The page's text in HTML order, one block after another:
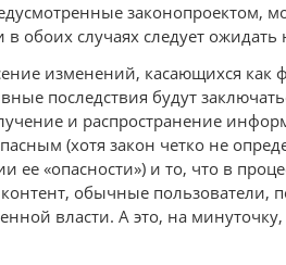
законопроектом,
обоих случаях следует ожидать
изменений, касающихся как
последствия будут
и распространение
(хотя закон четко не
ее «опасности») и то, что в
обычные пользователи,
власти. А это, на